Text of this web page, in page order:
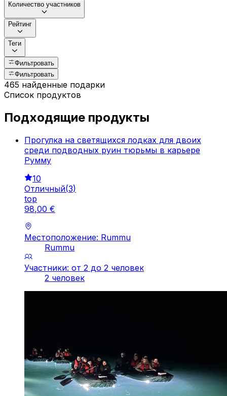
Количество участников
Рейтинг
Теги
Фильтровать
Фильтровать
465 найденные подарки
Список продуктов
Подходящие продукты
Прогулка на светящихся лодках для двоих
среди подводных руин тюрьмы в карьере
Румму
10
Отличный(3)
top
98,00 €
Местоположение: Rummu
Rummu
Участники: от 2 до 2 человек
2 человек